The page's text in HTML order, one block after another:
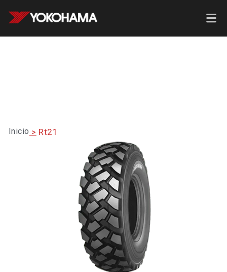
Inicio > Rt21